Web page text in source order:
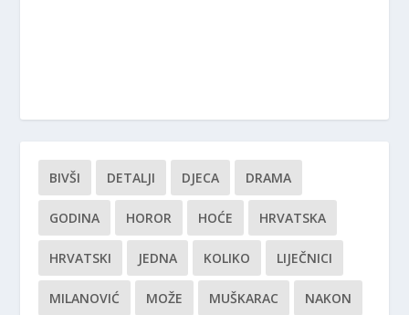
BIVŠI DETALJI DJECA DRAMA
GODINA HOROR HOĆE HRVATSKA
HRVATSKI JEDNA KOLIKO LIJEČNICI
MILANOVIĆ MOŽE MUŠKARAC NAKON